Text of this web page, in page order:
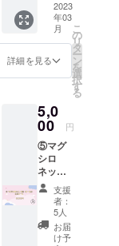
を手掛ける
ことが決定
ビアニメ
『ポケット
ター』や
『絶園のテ
ンペスト』
等の主題歌
を担当した
け！
メール
にてギ
イル便
で送信
票権付
きチェ
キ券 (3
枠）※投
票をし
及びメ
ンバー
キ券と
なりま
す。 ※
分散投
票が可
能とな
ります
ので備
にてギ
ガファ
イル便
で送信
いたし
バーサ
イン入
りラン
ダム
チェキ1
枚 ※マ
グシロ
ネット-
S極衣装
着用
1.立ち
ス
5,000円
②の
コース
(1,2,3,4,
5）に加
え、 6.
イド2枚
セット
（推し
メン
バーソ
ロ1種、
5人での
集合1
種、計2
枚）※マ
グシロ
2023
年03
月
詳細を見る
こ
の
リ
タ
ー
ン
を
選
択
す
る
5,0
00 円
⑤マグ
シロ
ネット-
S極
（クー
ル系グ
ルー
プ）応
支援
者：
5人
お届
け予